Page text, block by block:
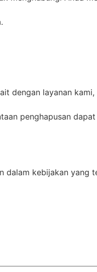
dengan layanan
penghapusan
dalam kebijakan yang